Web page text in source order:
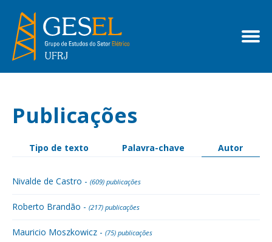
Publicações
Tipo de texto Palavra-chave Autor
Nivalde de Castro - (609) publicações
Roberto Brandão - (217) publicações
Mauricio Moszkowicz - (75) publicações